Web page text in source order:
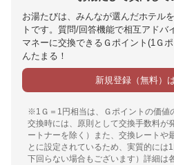
お湯たびは、みんなが選んだホテル
トです。質問/回答機能で相互アドバ
マネーに交換できるＧポイント(1Ｇ
んたまる！
新規登録（無料）
※1Ｇ＝1円相当は、Ｇポイントの価値
交換時には、原則として交換手数料が
ートナーを除く）また、交換レートや
とに設定されているため、実質的には
下回らない場合もございます）詳細は